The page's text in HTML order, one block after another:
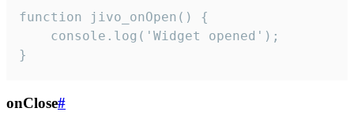
function jivo_onOpen() {
    console.log('Widget opened');
}
onClose#